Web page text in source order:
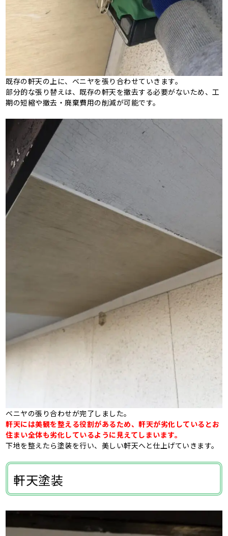
既存の軒天の上に、ベニヤを張り合わせていきます。
部分的な張り替えは、既存の軒天を撤去する必要がないため、工
期の短縮や撤去・廃棄費用の削減が可能です。
ベニヤの張り合わせが完了しました。
軒天には美観を整える役割があるため、軒天が劣化しているとお
住まい全体も劣化しているように見えてしまいます。
下地を整えたら塗装を行い、美しい軒天へと仕上げていきます。
軒天塗装